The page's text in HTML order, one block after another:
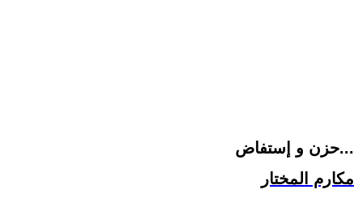
حزن و إستفاض...
مكارم المختار